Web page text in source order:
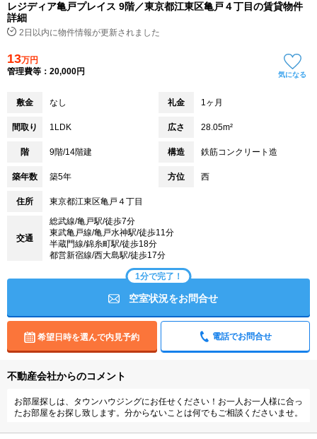
レジディア亀戸プレイス 9階／東京都江東区亀戸４丁目の賃貸物件
詳細
2日以内に物件情報が更新されました
13万円
管理費等：20,000円
気になる
敷金 なし 礼金 1ヶ月
間取り 1LDK 広さ 28.05m²
階 9階/14階建 構造 鉄筋コンクリート造
築年数 築5年 方位 西
住所 東京都江東区亀戸４丁目
交通
総武線/亀戸駅/徒歩7分
東武亀戸線/亀戸水神駅/徒歩11分
半蔵門線/錦糸町駅/徒歩18分
都営新宿線/西大島駅/徒歩17分
1分で完了！
空室状況をお問合せ
希望日時を選んで内見予約 電話でお問合せ
不動産会社からのコメント
お部屋探しは、タウンハウジングにお任せください！お一人お一人様に合っ
たお部屋をお探し致します。分からないことは何でもご相談くださいませ。